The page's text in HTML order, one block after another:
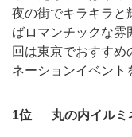
ン
ス
ポ
ト
夜の街でキラキラと
ばロマンチックな雰
回は東京でおすすめ
ネーションイベント
1位 丸の内イルミ